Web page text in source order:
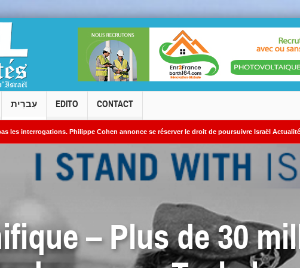
עִברִית EDITO CONTACT
Philippe Cohen annonce se réserver le droit de poursuivre Israël Actualités en
sites nucléaires iraniens
– Plus de 30